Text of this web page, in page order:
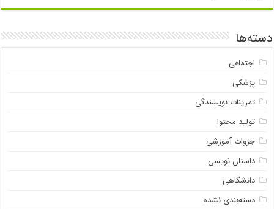
دسته‌ها
اجتماعی
پزشکی
تمرینات نویسندگی
تولید محتوا
جزوات آموزشی
داستان نویسی
دانشگاهی
دسته‌بندی نشده